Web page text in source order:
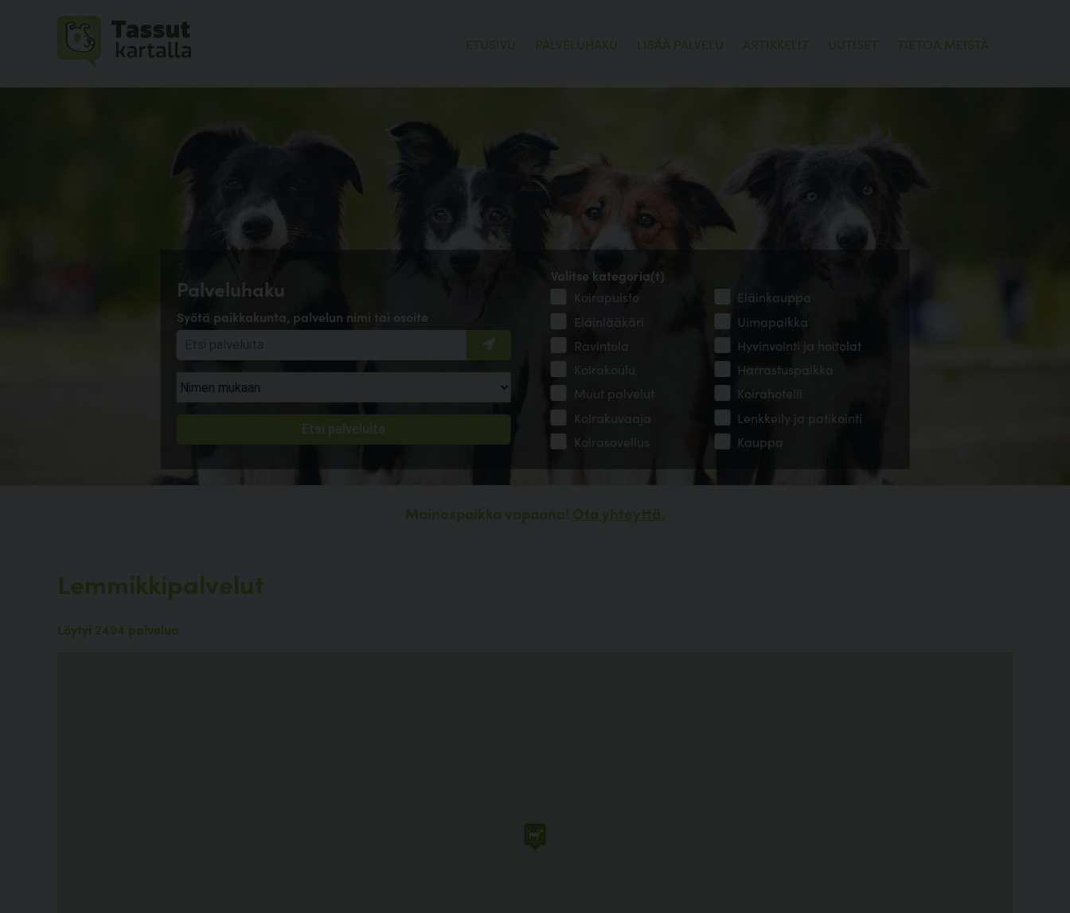
ETUSIVU PALVELUHAKU LISÄÄ PALVELU ARTIKKELIT UUTISET TIETOA MEISTÄ
Palveluhaku
Syötä paikkakunta, palvelun nimi tai osoite
Valitse kategoria(t)
Koirapuisto
Eläinkauppa
Eläinlääkäri
Uimapaikka
Ravintola
Hyvinvointi ja hoitolat
Koirakoulu
Harrastuspaikka
Muut palvelut
Koirahotelli
Koirakuvaaja
Lenkkeily ja patikointi
Koirasovellus
Kauppa
Mainospaikka vapaana! Ota yhteyttä.
Lemmikkipalvelut
Löytyi 2494 palvelua